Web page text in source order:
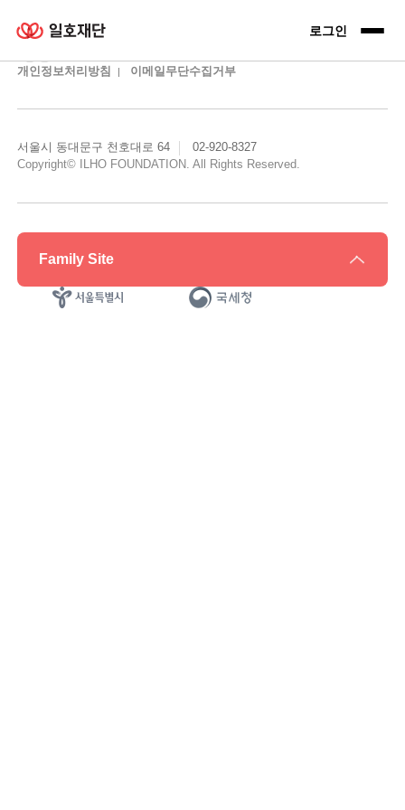
일호재단 로고 로그인 전
로그인
개인정보처리방침 이메일무단수집거부
서울시 동대문구 천호대로 64
02-920-8327
Copyright© ILHO FOUNDATION. All Rights Reserved.
Family Site